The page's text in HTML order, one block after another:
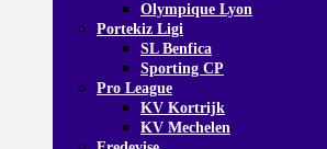
Olympique Lyon
Portekiz Ligi
SL Benfica
Sporting CP
Pro League
KV Kortrijk
KV Mechelen